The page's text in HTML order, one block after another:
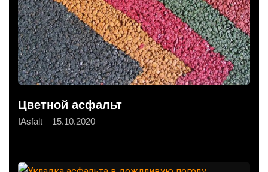
Цветной асфальт
IAsfalt 15.10.2020